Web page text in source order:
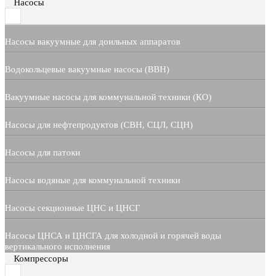
Насосы
Насосы вакуумные для доильных аппаратов
Водокольцевые вакуумные насосы (ВВН)
Вакуумные насосы для коммунальной техники (КО)
Насосы для нефтепродуктов (СВН, СЦЛ, СЦН)
Насосы для патоки
Насосы водяные для коммунальной техники
Насосы секционные ЦНС и ЦНСГ
Насосы ЦНСА и ЦНСГА для холодной и горячей воды
вертикального исполнения
Компрессоры